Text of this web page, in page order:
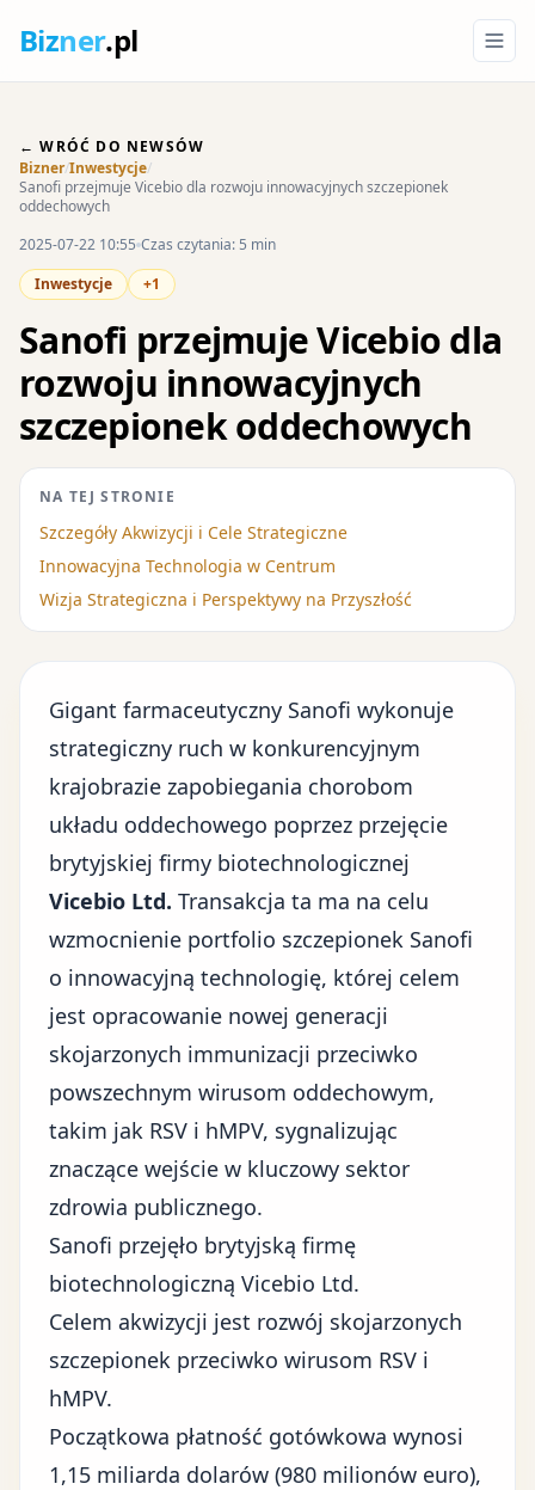
Bizner.pl
← WRÓĆ DO NEWSÓW
Bizner/Inwestycje/
Sanofi przejmuje Vicebio dla rozwoju innowacyjnych szczepionek
oddechowych
2025-07-22 10:55 Czas czytania: 5 min
Inwestycje
+1
Sanofi przejmuje Vicebio dla
rozwoju innowacyjnych
szczepionek oddechowych
NA TEJ STRONIE
Szczegóły Akwizycji i Cele Strategiczne
Innowacyjna Technologia w Centrum
Wizja Strategiczna i Perspektywy na Przyszłość
Gigant farmaceutyczny Sanofi wykonuje
strategiczny ruch w konkurencyjnym
krajobrazie zapobiegania chorobom
układu oddechowego poprzez przejęcie
brytyjskiej firmy biotechnologicznej
Vicebio Ltd. Transakcja ta ma na celu
wzmocnienie portfolio szczepionek Sanofi
o innowacyjną technologię, której celem
jest opracowanie nowej generacji
skojarzonych immunizacji przeciwko
powszechnym wirusom oddechowym,
takim jak RSV i hMPV, sygnalizując
znaczące wejście w kluczowy sektor
zdrowia publicznego.
Sanofi przejęło brytyjską firmę
biotechnologiczną Vicebio Ltd.
Celem akwizycji jest rozwój skojarzonych
szczepionek przeciwko wirusom RSV i
hMPV.
Początkowa płatność gotówkowa wynosi
1,15 miliarda dolarów (980 milionów euro),